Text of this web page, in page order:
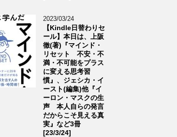
2023/03/24
【Kindle日替わりセ
ール】本日は、上阪
徹(著)『マインド・
リセット 不安・不
満・不可能をプラス
に変える思考習
慣』、ジェシカ・イ
ースト(編集)他『イ
ーロン・マスクの生
声 本人自らの発言
だからこそ見える真
実』など3冊
[23/3/24]